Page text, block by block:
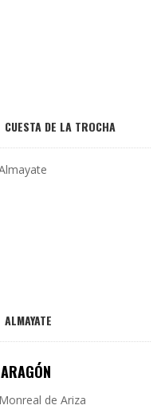
CUESTA DE LA TROCHA
ALMAYATE
ARAGÓN